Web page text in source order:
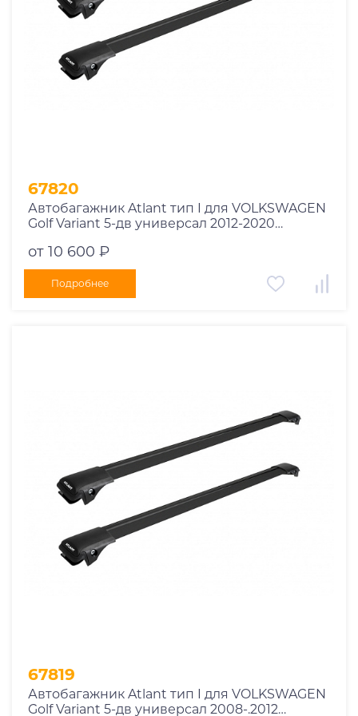
67820
Автобагажник Atlant тип I для VOLKSWAGEN
Golf Variant 5-дв универсал 2012-2020
10002+11114+11118
от 10 600 ₽
Подробнее
67819
Автобагажник Atlant тип I для VOLKSWAGEN
Golf Variant 5-дв универсал 2008-.2012